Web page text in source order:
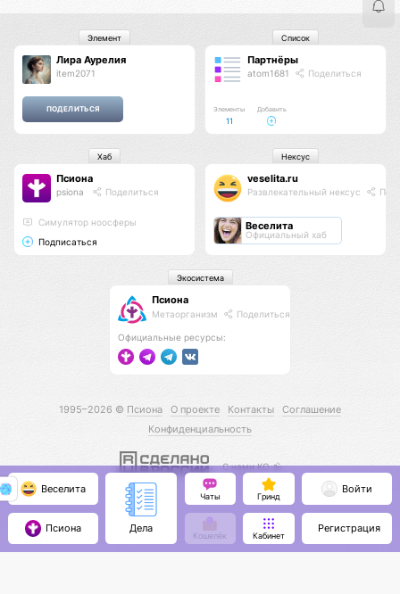
Лира Аурелия
item2071
Элемент
Партнёры
atom1681 Поделиться
Элементы
11
Добавить
Список
Псиона
psiona Поделиться
Cимулятор ноосферы
Подписаться
Хаб
veselita.ru
Развлекательный нексус
Веселита
Официальный хаб
Нексус
Псиона
Метаорганизм Поделиться
Официальные ресурсы:
Экосистема
1995–2026 © Псиона О проекте Контакты
Соглашение
Конфиденциальность
С нами КО 🕉️
Веселита
Псиона Дела
Чаты Гринд
Кошелёк Кабинет
Войти
Регистрация